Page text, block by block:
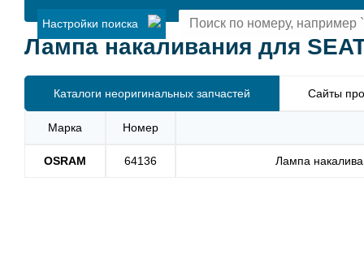
Настройки поиска
Лампа накаливания для
Каталоги неоригинальных запчастей Сайты
Марка Номер
OSRAM 64136 Лампа